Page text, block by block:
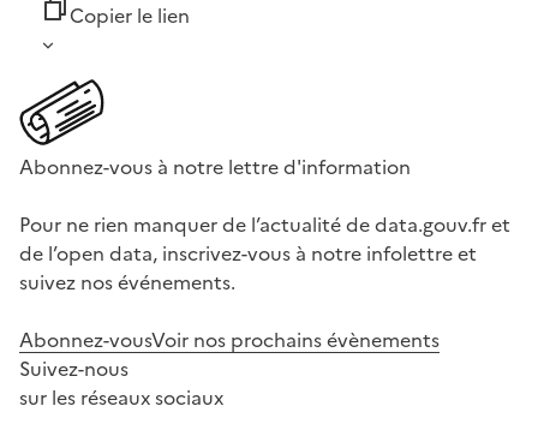
Copier le lien
Abonnez-vous à notre lettre d'information
Pour ne rien manquer de l’actualité de data.gouv.fr et
de l’open data, inscrivez-vous à notre infolettre et
suivez nos événements.
Abonnez-vousVoir nos prochains évènements
Suivez-nous
sur les réseaux sociaux